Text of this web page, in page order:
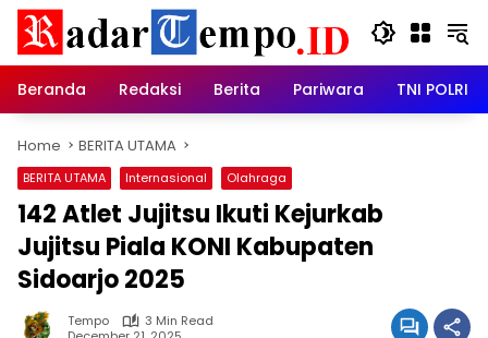
Skip
content
Beranda
Redaksi Berita Pariwara TNI POLRI
Home BERITA UTAMA
BERITA UTAMA Internasional Olahraga
142 Atlet Jujitsu Ikuti Kejurkab
Jujitsu Piala KONI Kabupaten
Sidoarjo 2025
Tempo
3 Min Read